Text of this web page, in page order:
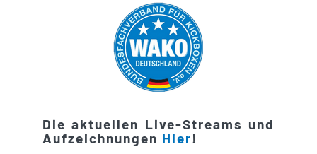
Die aktuellen Live-Streams und
Aufzeichnungen Hier!